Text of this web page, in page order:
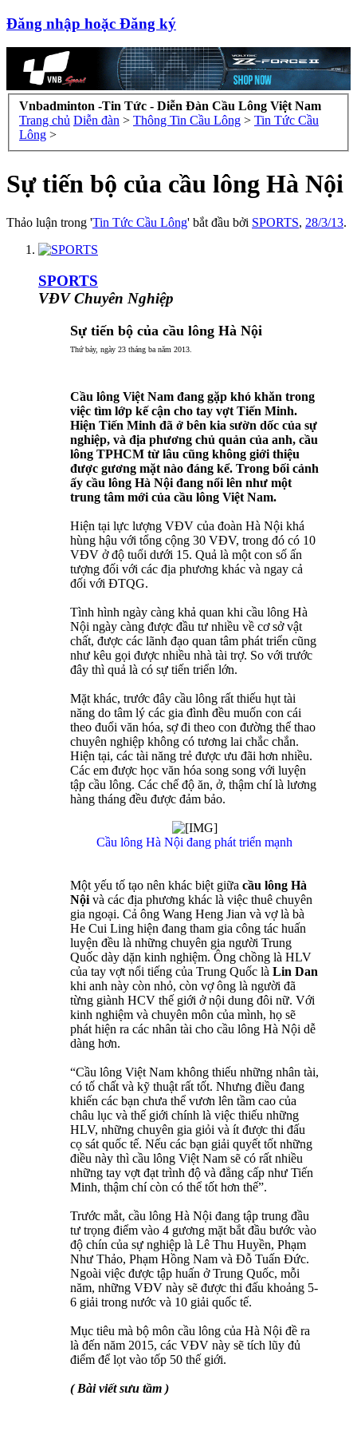
Đăng nhập hoặc Đăng ký
Vnbadminton -Tin Tức - Diễn Đàn Cầu Lông Việt Nam
Trang chủ Diễn đàn > Thông Tin Cầu Lông > Tin Tức Cầu
Lông >
Sự tiến bộ của cầu lông Hà Nội
Thảo luận trong 'Tin Tức Cầu Lông' bắt đầu bởi SPORTS, 28/3/13.
SPORTS
VĐV Chuyên Nghiệp
Sự tiến bộ của cầu lông Hà Nội
Thứ bảy, ngày 23 tháng ba năm 2013.
Cầu lông Việt Nam đang gặp khó khăn trong
việc tìm lớp kế cận cho tay vợt Tiến Minh.
Hiện Tiến Minh đã ở bên kia sườn dốc của sự
nghiệp, và địa phương chủ quản của anh, cầu
lông TPHCM từ lâu cũng không giới thiệu
được gương mặt nào đáng kể. Trong bối cảnh
ấy cầu lông Hà Nội đang nổi lên như một
trung tâm mới của cầu lông Việt Nam.
Hiện tại lực lượng VĐV của đoàn Hà Nội khá
hùng hậu với tổng cộng 30 VĐV, trong đó có 10
VĐV ở độ tuổi dưới 15. Quả là một con số ấn
tượng đối với các địa phương khác và ngay cả
đối với ĐTQG.
Tình hình ngày càng khả quan khi cầu lông Hà
Nội ngày càng được đầu tư nhiều về cơ sở vật
chất, được các lãnh đạo quan tâm phát triển cũng
như kêu gọi được nhiều nhà tài trợ. So với trước
đây thì quả là có sự tiến triển lớn.
Mặt khác, trước đây cầu lông rất thiếu hụt tài
năng do tâm lý các gia đình đều muốn con cái
theo đuổi văn hóa, sợ đi theo con đường thể thao
chuyên nghiệp không có tương lai chắc chắn.
Hiện tại, các tài năng trẻ được ưu đãi hơn nhiều.
Các em được học văn hóa song song với luyện
tập cầu lông. Các chế độ ăn, ở, thậm chí là lương
hàng tháng đều được đảm bảo.
Cầu lông Hà Nội đang phát triển mạnh
Một yếu tố tạo nên khác biệt giữa cầu lông Hà
Nội và các địa phương khác là việc thuê chuyên
gia ngoại. Cả ông Wang Heng Jian và vợ là bà
He Cui Ling hiện đang tham gia công tác huấn
luyện đều là những chuyên gia người Trung
Quốc dày dặn kinh nghiệm. Ông chồng là HLV
của tay vợt nổi tiếng của Trung Quốc là Lin Dan
khi anh này còn nhỏ, còn vợ ông là người đã
từng giành HCV thế giới ở nội dung đôi nữ. Với
kinh nghiệm và chuyên môn của mình, họ sẽ
phát hiện ra các nhân tài cho cầu lông Hà Nội dễ
dàng hơn.
“Cầu lông Việt Nam không thiếu những nhân tài,
có tố chất và kỹ thuật rất tốt. Nhưng điều đang
khiến các bạn chưa thể vươn lên tầm cao của
châu lục và thế giới chính là việc thiếu những
HLV, những chuyên gia giỏi và ít được thi đấu
cọ sát quốc tế. Nếu các bạn giải quyết tốt những
điều này thì cầu lông Việt Nam sẽ có rất nhiều
những tay vợt đạt trình độ và đẳng cấp như Tiến
Minh, thậm chí còn có thể tốt hơn thế”.
Trước mắt, cầu lông Hà Nội đang tập trung đầu
tư trọng điểm vào 4 gương mặt bắt đầu bước vào
độ chín của sự nghiệp là Lê Thu Huyền, Phạm
Như Thảo, Phạm Hồng Nam và Đỗ Tuấn Đức.
Ngoài việc được tập huấn ở Trung Quốc, mỗi
năm, những VĐV này sẽ được thi đấu khoảng 5-
6 giải trong nước và 10 giải quốc tế.
Mục tiêu mà bộ môn cầu lông của Hà Nội đề ra
là đến năm 2015, các VĐV này sẽ tích lũy đủ
điểm để lọt vào tốp 50 thế giới.
( Bài viết sưu tầm )